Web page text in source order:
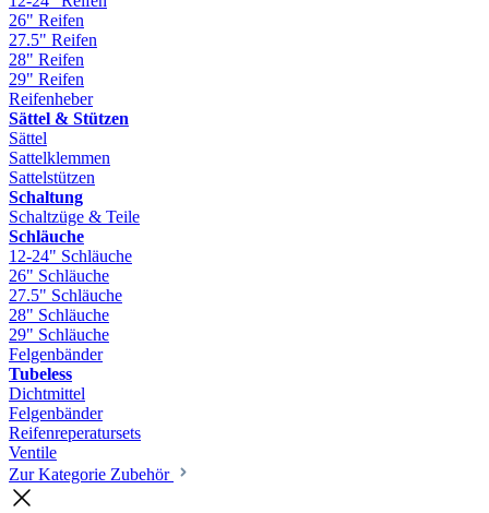
26" Reifen
27.5" Reifen
28" Reifen
29" Reifen
Reifenheber
Sättel & Stützen
Sättel
Sattelklemmen
Sattelstützen
Schaltung
Schaltzüge & Teile
Schläuche
12-24" Schläuche
26" Schläuche
27.5" Schläuche
28" Schläuche
29" Schläuche
Felgenbänder
Tubeless
Dichtmittel
Felgenbänder
Reifenreperatursets
Ventile
Zur Kategorie Zubehör